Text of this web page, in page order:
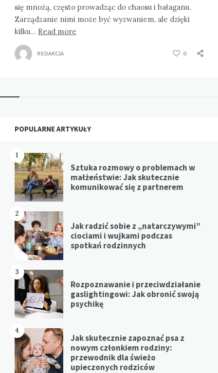
się mnożą, często prowadząc do chaosu i bałaganu.
Zarządzanie nimi może być wyzwaniem, ale dzięki
kilku… Read more
REDAKCJA 0
Widgets
POPULARNE ARTYKUŁY
1
Sztuka rozmowy o problemach w
małżeństwie: Jak skutecznie
komunikować się z partnerem
2
Jak radzić sobie z „natarczywymi”
ciociami i wujkami podczas
spotkań rodzinnych
3
Rozpoznawanie i przeciwdziałanie
gaslightingowi: Jak obronić swoją
psychikę
4
Jak skutecznie zapoznać psa z
nowym członkiem rodziny:
przewodnik dla świeżo
upieczonych rodziców